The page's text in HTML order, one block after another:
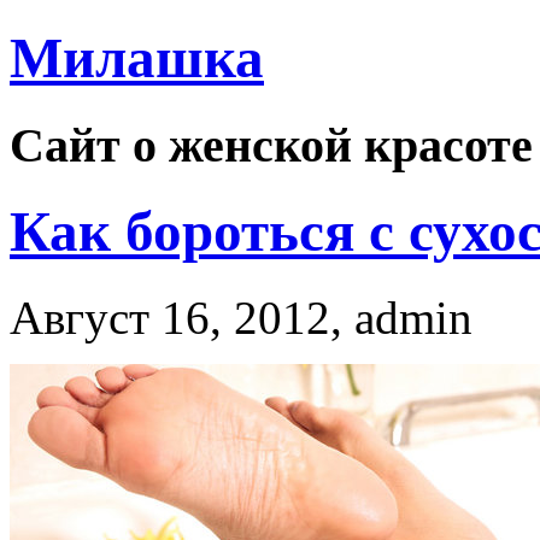
Милашка
Сайт о женской красоте
Как бороться с
Август 16, 2012, admin